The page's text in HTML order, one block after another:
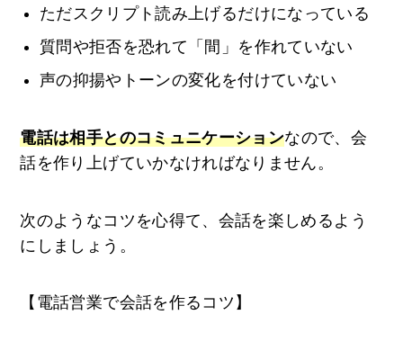
ただスクリプト読み上げるだけになっている
質問や拒否を恐れて「間」を作れていない
声の抑揚やトーンの変化を付けていない
電話は相手とのコミュニケーションなので、会
話を作り上げていかなければなりません。
次のようなコツを心得て、会話を楽しめるよう
にしましょう。
【電話営業で会話を作るコツ】